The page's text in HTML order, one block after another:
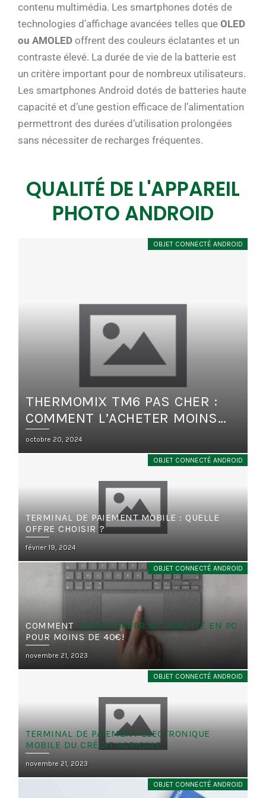
contenu multimédia. Les smartphones dotés de
technologies d’affichage avancées telles que OLED
ou AMOLED offrent des couleurs éclatantes et un
contraste élevé. La durée de vie de la batterie est
un critère important pour de nombreux utilisateurs.
Les smartphones Android dotés de batteries haute
capacité et d’une gestion efficace de l’alimentation
permettront des durées d’utilisation prolongées
sans nécessiter de recharges fréquentes.
QUALITÉ DE L'APPAREIL
PHOTO ANDROID
OBJET CONNECTÉ ANDROID
THERMOMIX TM6 PAS CHER :
COMMENT L’ACHETER MOINS
CHER SUR LE WEB ?
Posted
on
octobre 20, 2024
OBJET CONNECTÉ ANDROID
TERMINAL DE PAIEMENT MOBILE : QUELLE
OFFRE CHOISIR ?
Posted
on
février 19, 2024
OBJET CONNECTÉ ANDROID
COMMENT TRANSFORMER SA TABLETTE EN PC
POUR MOINS DE 40€!
Posted
on
novembre 21, 2023
OBJET CONNECTÉ ANDROID
TERMINAL DE PAIEMENT ÉLECTRONIQUE
MOBILE DU CRÉDIT AGRICOLE.
Posted
on
novembre 21, 2023
OBJET CONNECTÉ ANDROID